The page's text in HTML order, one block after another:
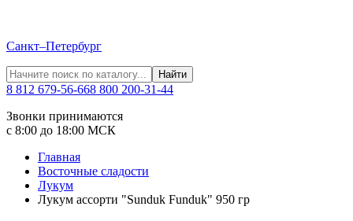
Санкт–Петербург
Найти
8 812 679-56-668 800 200-31-44
Звонки принимаются
с 8:00 до 18:00 МСК
Главная
Восточные сладости
Лукум
Лукум ассорти "Sunduk Funduk" 950 гр